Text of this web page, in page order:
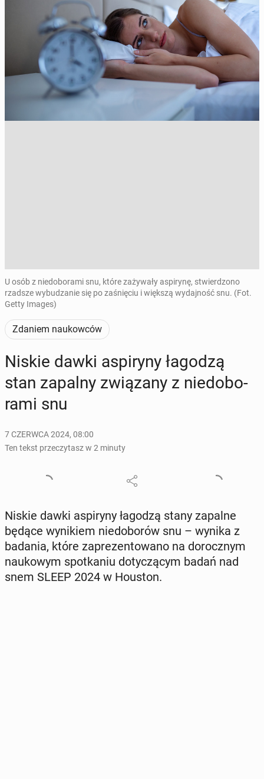
U osób z niedoborami snu, które zażywały aspirynę, stwierdzono
rzadsze wybudzanie się po zaśnięciu i większą wydajność snu. (Fot.
Getty Images)
Zdaniem naukowców
Niskie dawki aspi­ry­ny łagodzą
stan zapalny zwią­za­ny z nie­do­bo­
ra­mi snu
7 CZERWCA 2024, 08:00
Ten tekst przeczytasz w 2 minuty
Niskie dawki aspi­ry­ny łagodzą stany zapalne
będące wy­ni­kiem nie­do­bo­rów snu – wynika z
badania, które za­pre­zen­to­wa­no na do­rocz­nym
na­uko­wym spo­tka­niu do­ty­czą­cym badań nad
snem SLEEP 2024 w Houston.